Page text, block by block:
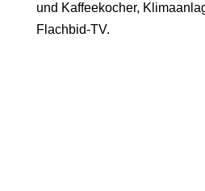
und Kaffeekocher,
Flachbid-TV.